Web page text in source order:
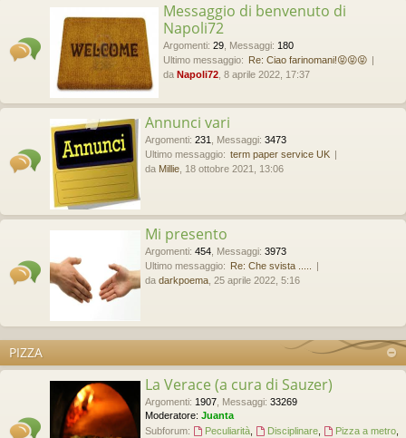
Messaggio di benvenuto di
Napoli72
Argomenti: 29 Messaggi: 180
Ultimo messaggio:
Re: Ciao farinomani!😝😝😝
da Napoli72 , 8 aprile 2022, 17:37
Annunci vari
Argomenti: 231 Messaggi: 3473
Ultimo messaggio: term paper service UK
da Millie , 18 ottobre 2021, 13:06
Mi presento
Argomenti: 454 Messaggi: 3973
Ultimo messaggio:
Re: Che svista .....
da darkpoema , 25 aprile 2022, 5:16
PIZZA
La Verace (a cura di Sauzer)
Argomenti: 1907 Messaggi: 33269
Moderatore: Juanta
Subforum:
Peculiarità, Disciplinare, Pizza a metro,